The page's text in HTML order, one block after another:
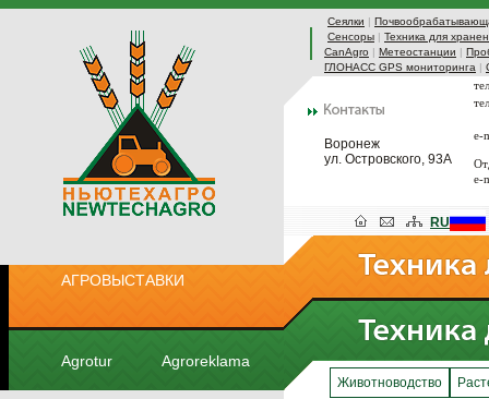
Сеялки |
Сенсоры | Техника для
CanAgro | Метеостанции |
ГЛОНАСС GPS мониторинга |
Воронеж
ул. Островского, 93А
e-
e-
АГРОВЫСТАВКИ
Agrotur Agroreklama
RU
Животноводство